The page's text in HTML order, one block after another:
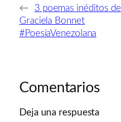
←
3 poemas inéditos de
Graciela Bonnet
#PoesíaVenezolana
Comentarios
Deja una respuesta